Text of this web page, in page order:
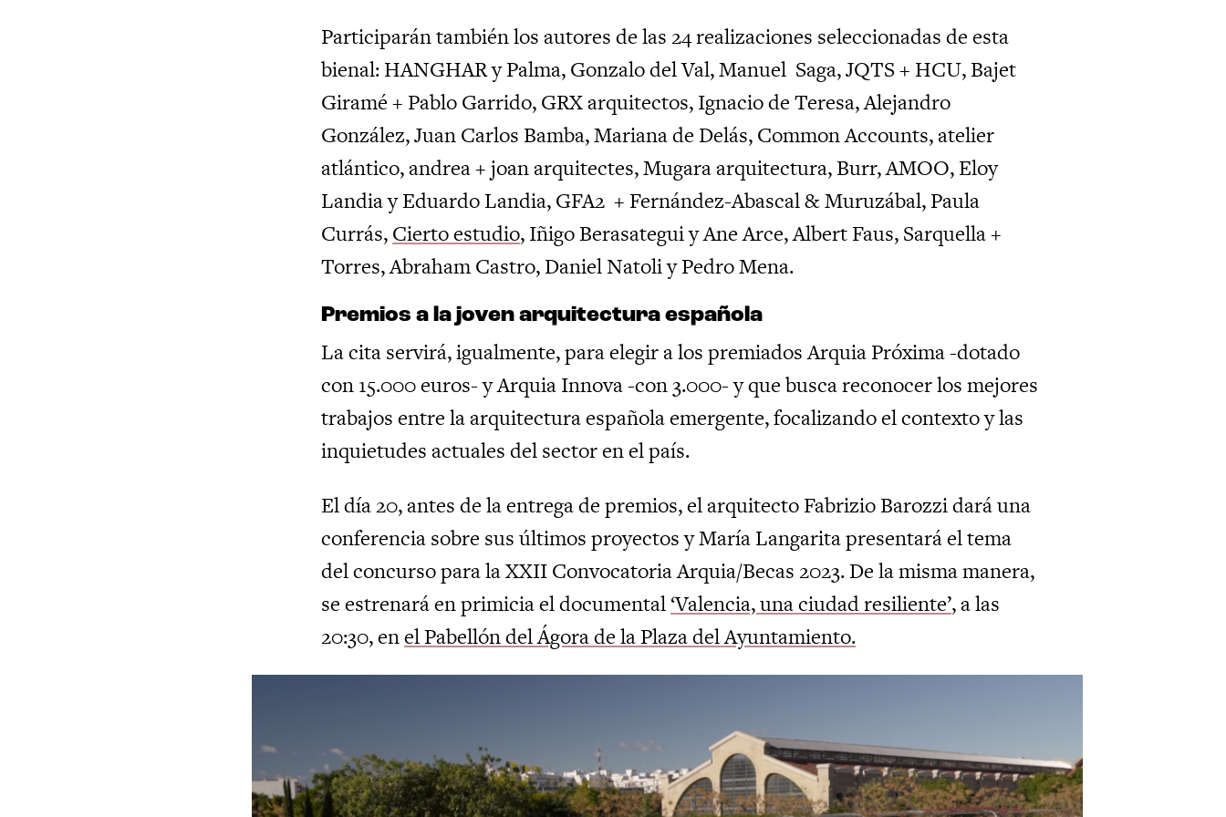
Participarán también los autores de las 24 realizaciones seleccionadas de esta
bienal: HANGHAR y Palma, Gonzalo del Val, Manuel Saga, JQTS + HCU, Bajet
Giramé + Pablo Garrido, GRX arquitectos, Ignacio de Teresa, Alejandro
González, Juan Carlos Bamba, Mariana de Delás, Common Accounts, atelier
atlántico, andrea + joan arquitectes,Mugara arquitectura, Burr, AMOO, Eloy
Landia y Eduardo Landia, GFA2 + Fernández-Abascal & Muruzábal, Paula
Currás,Cierto estudio, IñigoBerasategui y Ane Arce, Albert Faus, Sarquella +
Torres, Abraham Castro, Daniel Natoli y Pedro Mena.
Premios a la joven arquitectura española
La cita servirá, igualmente, para elegir a los premiados Arquia Próxima -dotado
con 15.000 euros- y Arquia Innova -con 3.000- y que busca reconocer los mejores
trabajos entre la arquitectura española emergente, focalizando el contexto y las
inquietudes actuales del sector en el país.
El día 20, antes de la entrega de premios, el arquitecto Fabrizio Barozzi dará una
conferencia sobre sus últimos proyectos y María Langarita presentará el tema
del concurso para la XXII Convocatoria Arquia/Becas 2023. De la misma manera,
se estrenará en primicia el documental‘Valencia, unaciudad resiliente’, a las
20:30, enel Pabellón del Ágora de la Plaza delAyuntamiento.